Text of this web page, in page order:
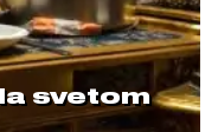
svetom